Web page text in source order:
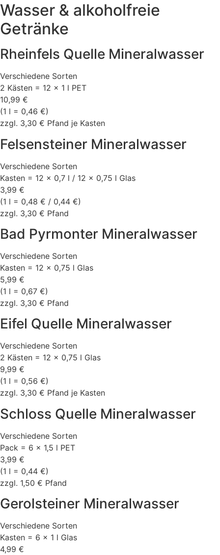
Wasser & alkoholfreie
Getränke
Rheinfels Quelle Mineralwasser
Verschiedene Sorten
2 Kästen = 12 × 1 l PET
10,99 €
(1 l = 0,46 €)
zzgl. 3,30 € Pfand je Kasten
Felsensteiner Mineralwasser
Verschiedene Sorten
Kasten = 12 × 0,7 l / 12 × 0,75 l Glas
3,99 €
(1 l = 0,48 € / 0,44 €)
zzgl. 3,30 € Pfand
Bad Pyrmonter Mineralwasser
Verschiedene Sorten
Kasten = 12 × 0,75 l Glas
5,99 €
(1 l = 0,67 €)
zzgl. 3,30 € Pfand
Eifel Quelle Mineralwasser
Verschiedene Sorten
2 Kästen = 12 × 0,75 l Glas
9,99 €
(1 l = 0,56 €)
zzgl. 3,30 € Pfand je Kasten
Schloss Quelle Mineralwasser
Verschiedene Sorten
Pack = 6 × 1,5 l PET
3,99 €
(1 l = 0,44 €)
zzgl. 1,50 € Pfand
Gerolsteiner Mineralwasser
Verschiedene Sorten
Kasten = 6 × 1 l Glas
4,99 €